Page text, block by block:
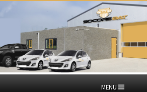
MENU